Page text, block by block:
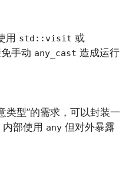
用 std::visit 或
免手动 any_cast 造成运行
类型”的需求，可以封装一
部使用 any 但对外暴露